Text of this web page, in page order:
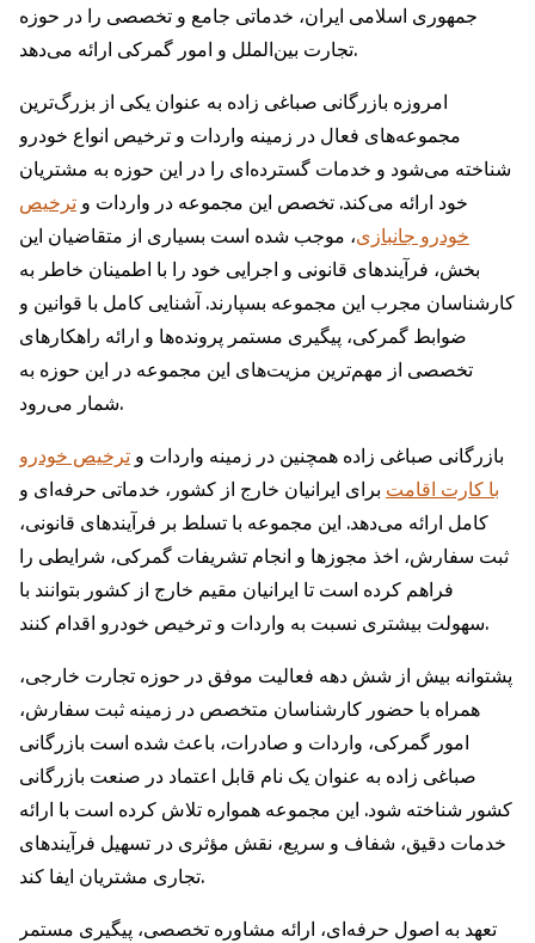
جمهوری اسلامی ایران، خدماتی جامع و تخصصی را در حوزه
تجارت بین‌الملل و امور گمرکی ارائه می‌دهد.
امروزه بازرگانی صباغی‌ زاده به عنوان یکی از بزرگ‌ترین
مجموعه‌های فعال در زمینه واردات و ترخیص انواع خودرو
شناخته می‌شود و خدمات گسترده‌ای را در این حوزه به مشتریان
خود ارائه می‌کند. تخصص این مجموعه در واردات و ترخیص
خودرو جانبازی، موجب شده است بسیاری از متقاضیان این
بخش، فرآیندهای قانونی و اجرایی خود را با اطمینان خاطر به
کارشناسان مجرب این مجموعه بسپارند. آشنایی کامل با قوانین و
ضوابط گمرکی، پیگیری مستمر پرونده‌ها و ارائه راهکارهای
تخصصی از مهم‌ترین مزیت‌های این مجموعه در این حوزه به
شمار می‌رود.
بازرگانی صباغی ‌زاده همچنین در زمینه واردات و ترخیص خودرو
با کارت اقامت برای ایرانیان خارج از کشور، خدماتی حرفه‌ای و
کامل ارائه می‌دهد. این مجموعه با تسلط بر فرآیندهای قانونی،
ثبت سفارش، اخذ مجوزها و انجام تشریفات گمرکی، شرایطی را
فراهم کرده است تا ایرانیان مقیم خارج از کشور بتوانند با
سهولت بیشتری نسبت به واردات و ترخیص خودرو اقدام کنند.
پشتوانه بیش از شش دهه فعالیت موفق در حوزه تجارت خارجی،
همراه با حضور کارشناسان متخصص در زمینه ثبت سفارش،
امور گمرکی، واردات و صادرات، باعث شده است بازرگانی
صباغی ‌زاده به عنوان یک نام قابل اعتماد در صنعت بازرگانی
کشور شناخته شود. این مجموعه همواره تلاش کرده است با ارائه
خدمات دقیق، شفاف و سریع، نقش مؤثری در تسهیل فرآیندهای
تجاری مشتریان ایفا کند.
تعهد به اصول حرفه‌ای، ارائه مشاوره تخصصی، پیگیری مستمر